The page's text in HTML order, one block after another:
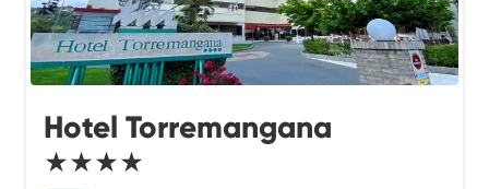
Hotel Torremangana
★★★★